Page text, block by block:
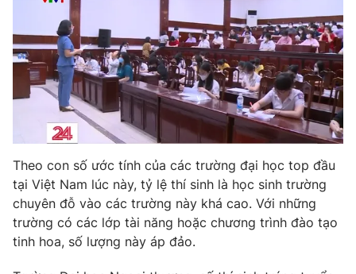
Theo con số ước tính của các trường đại học top đầu
tại Việt Nam lúc này, tỷ lệ thí sinh là học sinh trường
chuyên đỗ vào các trường này khá cao. Với những
trường có các lớp tài năng hoặc chương trình đào tạo
tinh hoa, số lượng này áp đảo.